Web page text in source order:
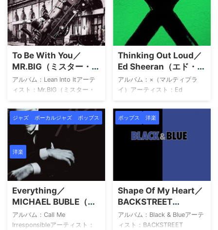
Lonely4It′s Gotta Be You5I
Need You Tonight6Don′t
Want You Back7Don′t Wanna
Lose You Now8The
One9Back To Your
Heart10Spanish Eyes11No On
...
にイギリスの人気オーディシ
ョン番組「Xファクター」第7
シーズンで結成されたボー
イ・バンドです。ハリー・ス
タイルズ、ルイ・トムリンソ
ン、ナイル・ホーラン、リア
ム・ペイン、そして後に脱退
するゼイン・マリクの5人でス
タートし、サイモン・コーウ
てデビューしました。 彼らは
『Up All Night』 ...
To Be With You／
MR.BIG（ミスター・ビ
ッグ）
アルバム：Lean Into Itアーテ
ィスト：Mr.BIG（ミスター・
ビッグ） Lean Into It MR.BIG
Amazon 楽天市場 Yahoo!ショ
ッピング HMV TOWER
RECORDS Book Off メルカリ
provided by Wedding Sound
アーティストについて Mr.
Big（ミスター・ビッグ）は、
1988年にロサンゼルスで結成
されたアメリカのロックバン
ドです。当時、在籍していた
デヴィッド・リー・ロスのバ
ンドを脱退したベースのビリ
ー・シーンが中心となって結
Thinking Out Loud／
Ed Sheeran（エド・シ
ーラン）
アルバム：×（マルティプラ
イ）アーティスト：Ed
Sheeran（エド・シーラン） X
エド・シーラン Amazon 楽天
市場 Yahoo!ショッピング
HMV TOWER RECORDS Book
Off メルカリ provided by
イングランドで生まれ、幼少
期からギターを学び、11歳で作
曲を開始しました。16歳でロ
ンドンに移り住み、路上ライ
ブやスタジオでの活動を重ね
ジャズ ボーカルジャズ ポップス
洋楽
Everything／
MICHAEL BUBLE（マ
イケル・ブーブレ）
アルバム：Call Me
Irresponsibleアーティスト：
ポップス 洋楽
Shape Of My Heart／
BACKSTREET
BOYS（バックストリ
ート・ボーイズ）
アルバム：Black & Blueアーテ
ィスト：BACKSTREET